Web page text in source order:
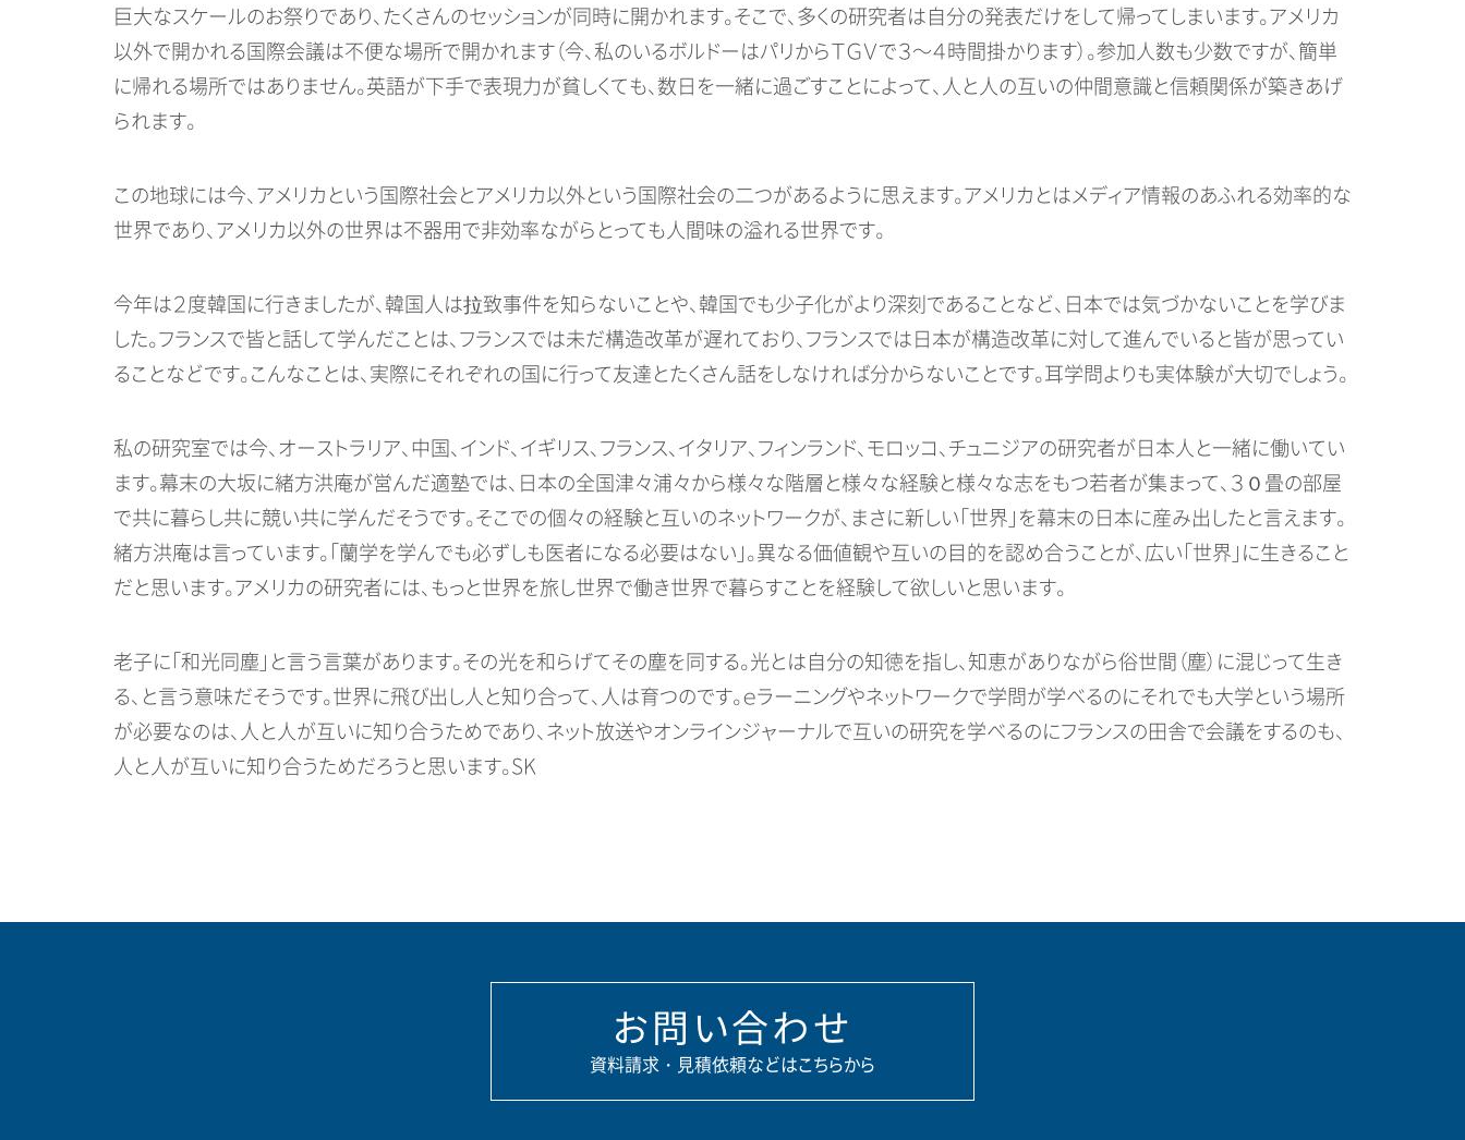
巨大なスケールのお祭りであり、たくさんのセッションが同時に開かれます。そこで、多くの研究者は自分の発表だけをして帰ってしまいます。アメリカ
以外で開かれる国際会議は不便な場所で開かれます（今、私のいるボルドーはパリからＴＧＶで３～４時間掛かります）。参加人数も少数ですが、簡単
に帰れる場所ではありません。英語が下手で表現力が貧しくても、数日を一緒に過ごすことによって、人と人の互いの仲間意識と信頼関係が築きあげ
られます。
この地球には今、アメリカという国際社会とアメリカ以外という国際社会の二つがあるように思えます。アメリカとはメディア情報のあふれる効率的な
世界であり、アメリカ以外の世界は不器用で非効率ながらとっても人間味の溢れる世界です。
今年は２度韓国に行きましたが、韓国人は拉致事件を知らないことや、韓国でも少子化がより深刻であることなど、日本では気づかないことを学びま
した。フランスで皆と話して学んだことは、フランスでは未だ構造改革が遅れており、フランスでは日本が構造改革に対して進んでいると皆が思ってい
ることなどです。こんなことは、実際にそれぞれの国に行って友達とたくさん話をしなければ分からないことです。耳学問よりも実体験が大切でしょう。
私の研究室では今、オーストラリア、中国、インド、イギリス、フランス、イタリア、フィンランド、モロッコ、チュニジアの研究者が日本人と一緒に働いてい
ます。幕末の大坂に緒方洪庵が営んだ適塾では、日本の全国津々浦々から様々な階層と様々な経験と様々な志をもつ若者が集まって、３０畳の部屋
で共に暮らし共に競い共に学んだそうです。そこでの個々の経験と互いのネットワークが、まさに新しい「世界」を幕末の日本に産み出したと言えます。
緒方洪庵は言っています。「蘭学を学んでも必ずしも医者になる必要はない」。異なる価値観や互いの目的を認め合うことが、広い「世界」に生きること
だと思います。アメリカの研究者には、もっと世界を旅し世界で働き世界で暮らすことを経験して欲しいと思います。
老子に「和光同塵」と言う言葉があります。その光を和らげてその塵を同する。光とは自分の知徳を指し、知恵がありながら俗世間（塵）に混じって生き
る、と言う意味だそうです。世界に飛び出し人と知り合って、人は育つのです。ｅラーニングやネットワークで学問が学べるのにそれでも大学という場所
が必要なのは、人と人が互いに知り合うためであり、ネット放送やオンラインジャーナルで互いの研究を学べるのにフランスの田舎で会議をするのも、
人と人が互いに知り合うためだろうと思います。SK
お問い合わせ
資料請求・見積依頼などはこちらから